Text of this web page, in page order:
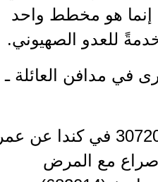
إنما هو مخطط واحد
للعدو الصهيوني.
في مدافن العائلة ـ
والرفيق الراحل توفي بتاريخ 3072014 في كندا عن عمر
صراع مع المرض